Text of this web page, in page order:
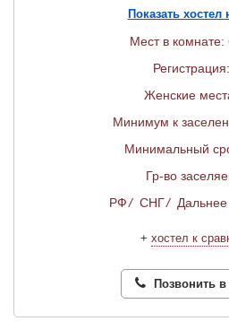
Показать хостел
Мест в комнате:
Женские
Минимум к
Минимальный
Гр-во
РФ/ СНГ/
+ хостел к
Позвонить в